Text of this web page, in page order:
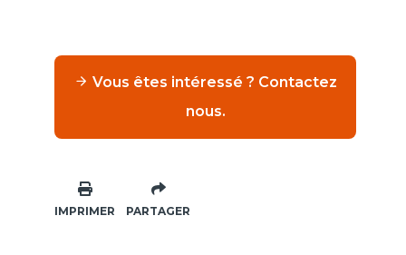
nous.
IMPRIMER PARTAGER